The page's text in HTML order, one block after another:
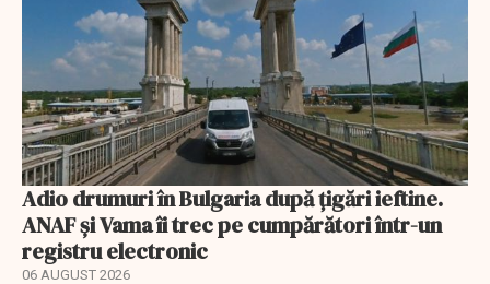
Adio drumuri în Bulgaria după țigări ieftine.
ANAF și Vama îi trec pe cumpărători într-un
registru electronic
06 AUGUST 2026